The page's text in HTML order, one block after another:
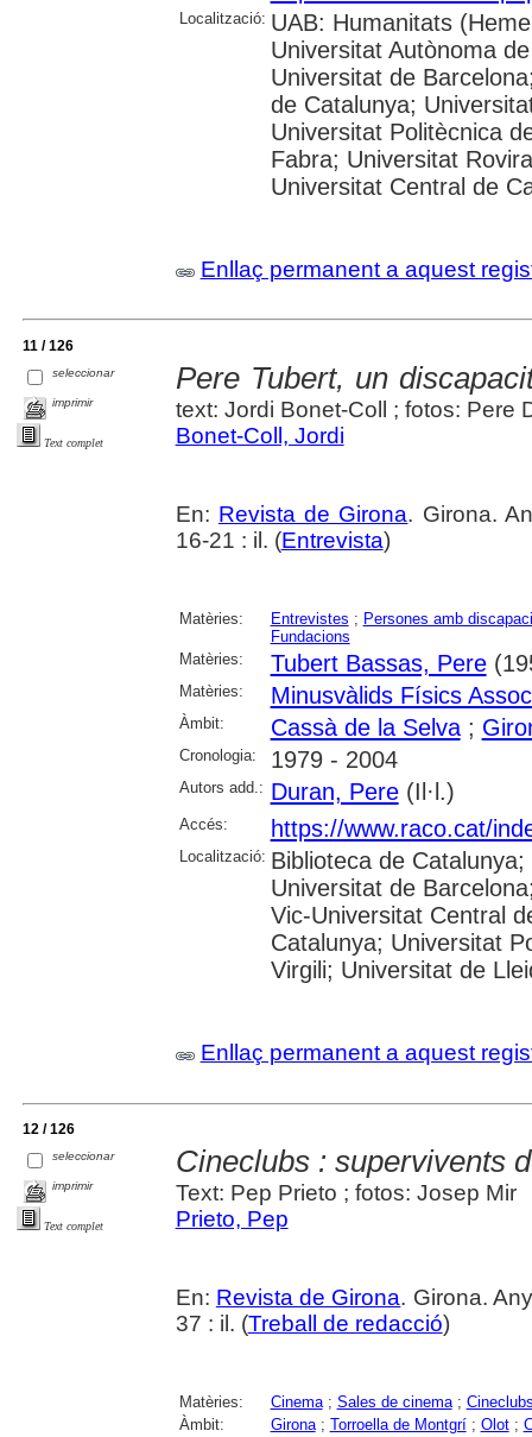
Localització: UAB: Humanitats
Universitat Autònoma
Universitat de
de Catalunya;
Universitat Politècnica
Fabra; Universitat
Universitat Central de
Enllaç permanent a aquest
11 / 126
seleccionar
imprimir
Text complet
Pere Tubert, un
text: Jordi Bonet-Coll ; fotos: Pere
Bonet-Coll, Jordi
En: Revista de Girona. Girona.
16-21 : il. (Entrevista)
Matèries: Entrevistes ; Persones amb
Fundacions
Matèries:
Tubert Bassas, Pere
Matèries: Minusvàlids Físics
Àmbit: Cassà de la Selva;
Cronologia: 1979 - 2004
Autors add.: Duran, Pere(Il·l.)
Accés: https://www.raco.cat/
Localització: Biblioteca de
Universitat de
Vic-Universitat Central
Catalunya; Universitat
Virgili; Universitat de
Enllaç permanent a aquest
12 / 126
seleccionar
imprimir
Text complet
Cineclubs : supervivents
Text: Pep Prieto ; fotos: Josep Mir
Prieto, Pep
En: Revista de Girona. Girona.
37 : il. (Treball de redacció)
Matèries: Cinema; Sales de cinema;
Àmbit:
Girona; Torroella de Montgrí; Olot;